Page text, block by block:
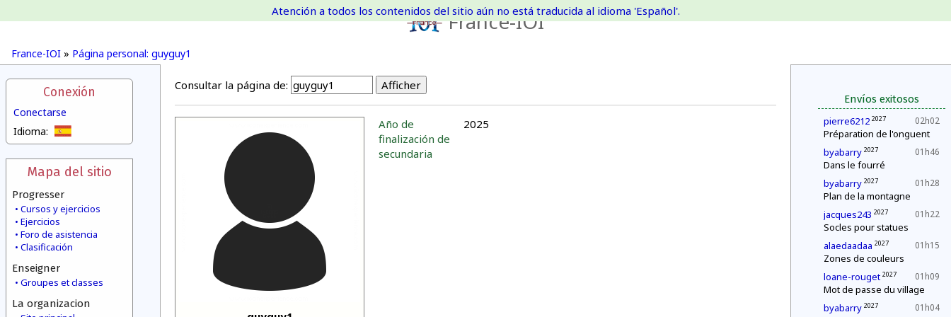
France-IOI
France-IOI » Página personal: guyguy1
Atención a todos los contenidos del sitio aún no está traducida al idioma 'Español'.
Conexión
Conectarse
Idioma:
Mapa del sitio
Progresser
Cursos y ejercicios
Ejercicios
Foro de asistencia
Clasificación
Enseigner
Groupes et classes
La organizacion
Envíos exitosos
02h02
pierre6212 2027
Préparation de l'onguent
01h46
byabarry 2027
Dans le fourré
01h28
byabarry 2027
Plan de la montagne
01h22
jacques243 2027
Socles pour statues
01h15
alaedaadaa 2027
Zones de couleurs
01h09
loane-rouget 2027
Mot de passe du village
01h04
byabarry 2027
Consultar la página de:
Año de
finalización de
secundaria
2025